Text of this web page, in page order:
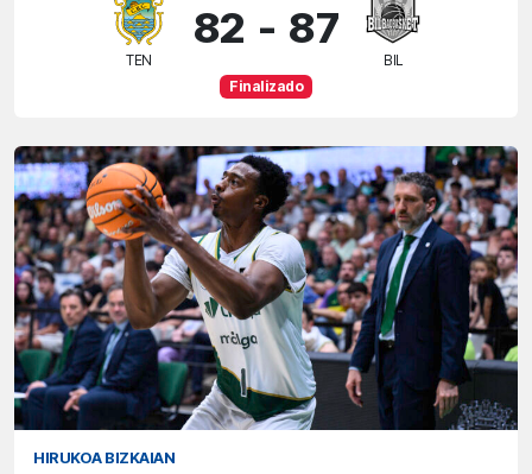
TEN
82 - 87
BIL
Finalizado
HIRUKOA BIZKAIAN